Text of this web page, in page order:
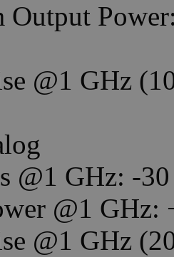
Output
@1 GHz
@1 GHz: -
@1 GHz:
@1 GHz